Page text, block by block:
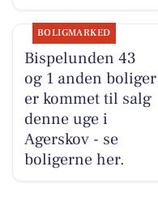
BOLIGMARKED
Bispelunden 43
og 1 anden boliger
er kommet til salg
denne uge i
Agerskov - se
boligerne her.